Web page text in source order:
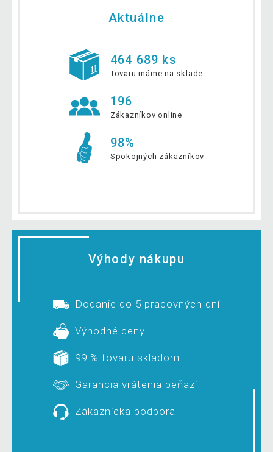
Aktuálne
464 689 ks
Tovaru máme na sklade
196
Zákazníkov online
98%
Spokojných zákazníkov
Výhody nákupu
Dodanie do 5 pracovných dní
Výhodné ceny
99 % tovaru skladom
Garancia vrátenia peňazí
Zákaznícka podpora